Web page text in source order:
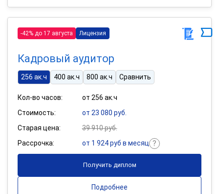
-42% до 17 августа Лицензия
Кадровый аудитор
256 ак.ч 400 ак.ч 800 ак.ч Сравнить
Кол-во часов:
от 256 ак.ч
Стоимость:
от 23 080 руб.
Старая цена:
39 910 руб.
Рассрочка:
от 1 924 руб в месяц
Получить диплом
Подробнее